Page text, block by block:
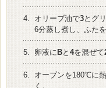
4. オリーブ油で3とグ
6分蒸し煮し、ふた
5. 卵液に Bと4を混ぜて
6. オーブンを180℃に熱
く。